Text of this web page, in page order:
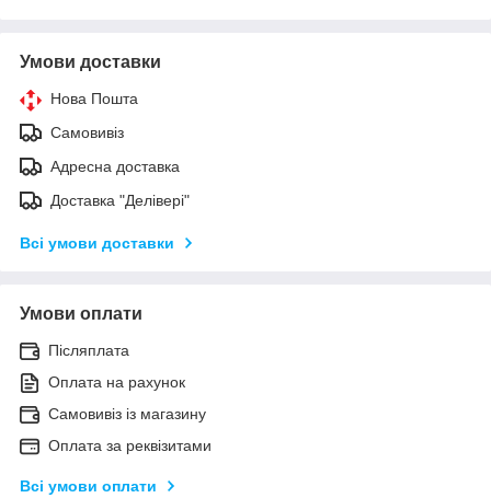
Умови доставки
Нова Пошта
Самовивіз
Адресна доставка
Доставка "Делівері"
Всі умови доставки
Умови оплати
Післяплата
Оплата на рахунок
Самовивіз із магазину
Оплата за реквізитами
Всі умови оплати